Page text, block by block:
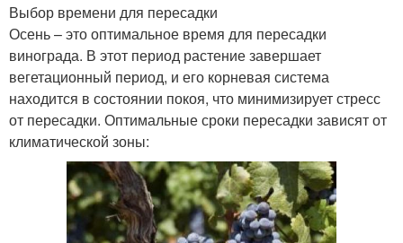
Выбор времени для пересадки
Осень – это оптимальное время для пересадки
винограда. В этот период растение завершает
вегетационный период, и его корневая система
находится в состоянии покоя, что минимизирует стресс
от пересадки. Оптимальные сроки пересадки зависят от
климатической зоны: